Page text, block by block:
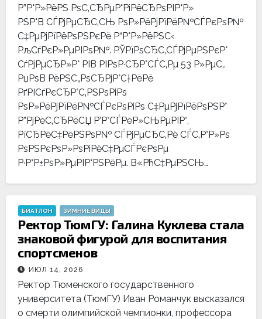
Р”Р°Р»РёРЅ РѕС‚СЂРµР°РіРёСЂРѕРІР°Р»
РЅР°В СЃРјРµСЂС‚СЊ РѕР»РёРјРїРёР№СЃРєРѕР№
С‡РµРјРїРёРѕРЅРєРё Р“Р°Р»РёРЅС‹
РљСѓРєР»РµРІРѕР№. РЎРїРѕСЂС‚СЃРјРµРЅРєР°
СѓРјРµСЂР»Р° РІВ РІРѕР·СЂР°СЃС‚Рµ 53 Р»РµС‚.
РџРѕВ РёРЅС„РѕСЂРјР°С†РёРё
РґРІСѓРєСЂР°С‚РЅРѕРіРѕ
РѕР»РёРјРїРёР№СЃРєРѕРіРѕ С‡РµРјРїРёРѕРЅР°
Р”РјРёС‚СЂРёСЏ Р’Р°СЃРёР»СЊРµРІР°,
РїСЂРёС‡РёРЅРѕР№ СЃРјРµСЂС‚Рё СЃС‚Р°Р»Рѕ
РѕРЅРєРѕР»РѕРіРёС‡РµСЃРєРѕРµ
Р·Р°Р±РѕР»РµРІР°РЅРёРµ. В«РћС‡РµРЅСЊ…
БИАТЛОН ЗИМНИЕ ВИДЫ
Ректор ТюмГУ: Галина Куклева стала
знаковой фигурой для воспитания
спортсменов
ИЮЛ 14, 2026
Ректор Тюменского государственного
университета (ТюмГУ) Иван Романчук высказался
о смерти олимпийской чемпионки, профессора